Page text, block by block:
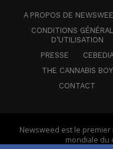
A PROPOS DE
CONDITIONS
D’UTILISATION
PRESSE
THE CANNABIS BOY
CONTACT
Newsweed est le
mondiale du